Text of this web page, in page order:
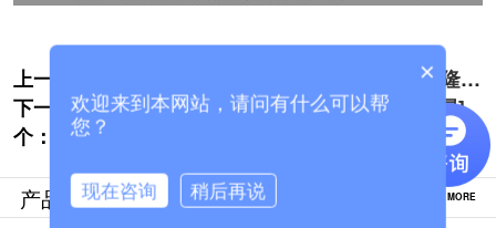
上一个:
卡车龙门洗车机-免费设计方案1V1定制[隆茂
鑫晟]
下一
个：
周口搅拌站车辆洗车机哪里购买[隆茂鑫晟]
产品推荐 MORE
×
欢迎来到本网站，请问有什么可以帮
您？
现在咨询 稍后再说